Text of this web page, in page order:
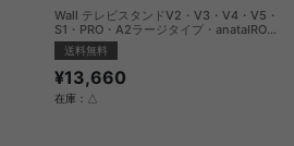
Wall テレビスタンドV2・V3・V4・V5・
S1・PRO・A2ラージタイプ・anataIROラ
ージタイプ対応マルチデバイスホルダー
送料無料
¥13,660
在庫：△